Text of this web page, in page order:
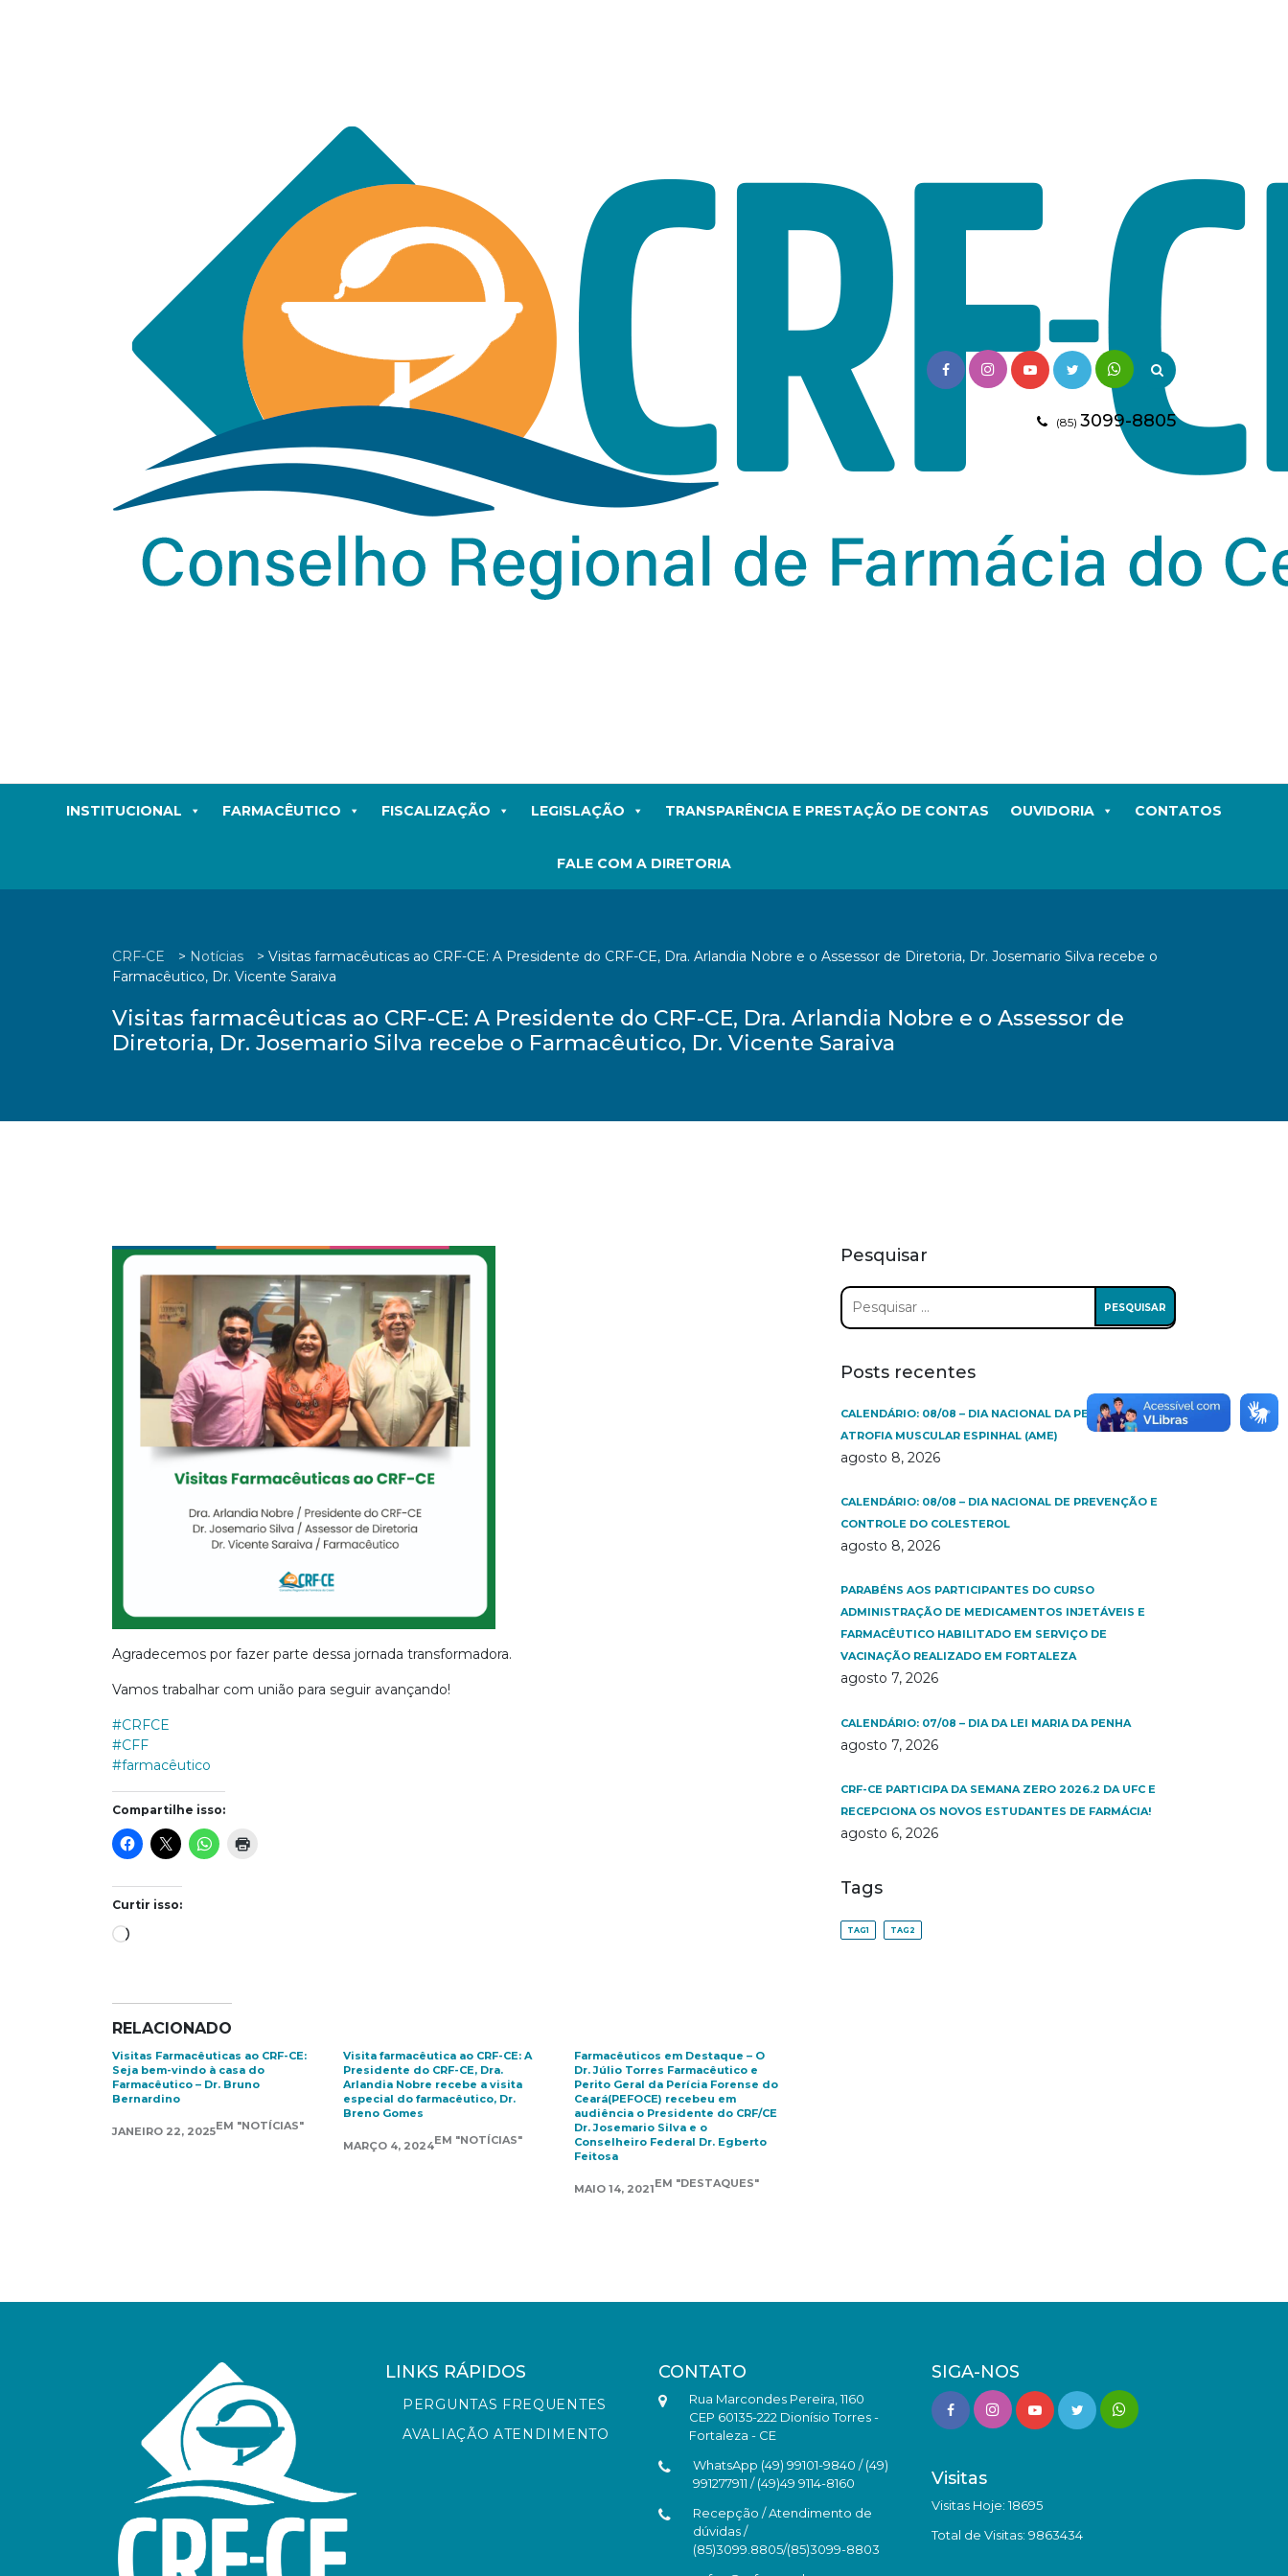
(85) 3099-8805
INSTITUCIONAL FARMACÊUTICO FISCALIZAÇÃO LEGISLAÇÃO TRANSPARÊNCIA E PRESTAÇÃO DE CONTAS OUVIDORIA CONTATOS
FALE COM A DIRETORIA
CRF-CE > Notícias > Visitas farmacêuticas ao CRF-CE: A Presidente do CRF-CE, Dra. Arlandia Nobre e o Assessor de Diretoria, Dr. Josemario Silva recebe o
Farmacêutico, Dr. Vicente Saraiva
Visitas farmacêuticas ao CRF-CE: A Presidente do CRF-CE, Dra. Arlandia Nobre e o Assessor de
Diretoria, Dr. Josemario Silva recebe o Farmacêutico, Dr. Vicente Saraiva
Agradecemos por fazer parte dessa jornada transformadora.
Vamos trabalhar com união para seguir avançando!
#CRFCE
#CFF
#farmacêutico
Compartilhe isso:
Curtir isso:
Carregando...
RELACIONADO
Visitas Farmacêuticas ao CRF-CE:
Seja bem-vindo à casa do
Farmacêutico – Dr. Bruno
Bernardino
JANEIRO 22, 2025EM "NOTÍCIAS"
Visita farmacêutica ao CRF-CE: A
Presidente do CRF-CE, Dra.
Arlandia Nobre recebe a visita
especial do farmacêutico, Dr.
Breno Gomes
MARÇO 4, 2024EM "NOTÍCIAS"
Farmacêuticos em Destaque – O
Dr. Júlio Torres Farmacêutico e
Perito Geral da Perícia Forense do
Ceará(PEFOCE) recebeu em
audiência o Presidente do CRF/CE
Dr. Josemario Silva e o
Conselheiro Federal Dr. Egberto
Feitosa
MAIO 14, 2021EM "DESTAQUES"
Pesquisar
Pesquisar
por:
Posts recentes
CALENDÁRIO: 08/08 – DIA NACIONAL DA PESSOA COM
ATROFIA MUSCULAR ESPINHAL (AME)
agosto 8, 2026
CALENDÁRIO: 08/08 – DIA NACIONAL DE PREVENÇÃO E
CONTROLE DO COLESTEROL
agosto 8, 2026
PARABÉNS AOS PARTICIPANTES DO CURSO
ADMINISTRAÇÃO DE MEDICAMENTOS INJETÁVEIS E
FARMACÊUTICO HABILITADO EM SERVIÇO DE
VACINAÇÃO REALIZADO EM FORTALEZA
agosto 7, 2026
CALENDÁRIO: 07/08 – DIA DA LEI MARIA DA PENHA
agosto 7, 2026
CRF-CE PARTICIPA DA SEMANA ZERO 2026.2 DA UFC E
RECEPCIONA OS NOVOS ESTUDANTES DE FARMÁCIA!
agosto 6, 2026
Tags
TAG1 TAG2
LINKS RÁPIDOS
PERGUNTAS FREQUENTES
AVALIAÇÃO ATENDIMENTO
CONTATO
Rua Marcondes Pereira, 1160
CEP 60135-222 Dionísio Torres -
Fortaleza - CE
WhatsApp (49) 99101-9840 / (49)
991277911 / (49)49 9114-8160
Recepção / Atendimento de
dúvidas /
(85)3099.8805/(85)3099-8803
SIGA-NOS
Visitas
Visitas Hoje: 18695
Total de Visitas: 9863434